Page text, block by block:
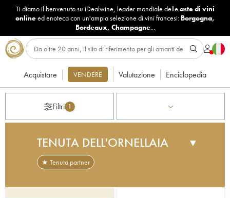
Ti diamo il benvenuto su iDealwine, leader mondiale delle aste di vini
onlineed enoteca con un'ampia selezione di vini francesi: Borgogna,
Bordeaux, Champagne...
Acquistare VENDERE Valutazione Enciclopedia
Filtri 1
TENUTA DELL'ORNELLAIA ▼
★ Tenuta partner